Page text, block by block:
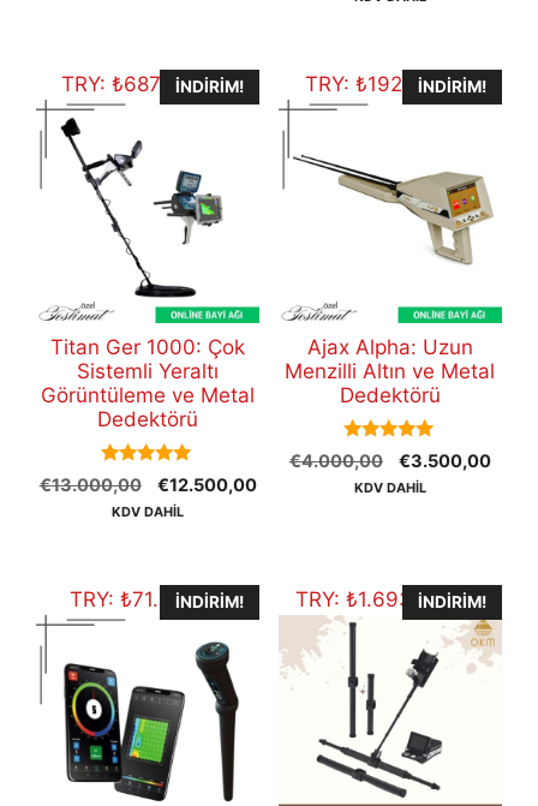
TRY:₺687.362,50
İNDIRIM!
Titan Ger 1000: Çok
Sistemli Yeraltı
Görüntüleme ve Metal
Dedektörü
5.00
out of 5
€13.000,00
Orijinal
fiyat:
€12.500,00Şu
KDV DAHİL
TRY:₺192.461,50
İNDIRIM!
Ajax Alpha: Uzun
Menzilli Altın ve Metal
Dedektörü
5.00
out of 5
€4.000,00
Orijinal
fiyat:
€3.500,00Şu
KDV DAHİL
TRY: ₺71.485,70
İNDIRIM! TRY:₺1.693.661,20
İNDIRIM!